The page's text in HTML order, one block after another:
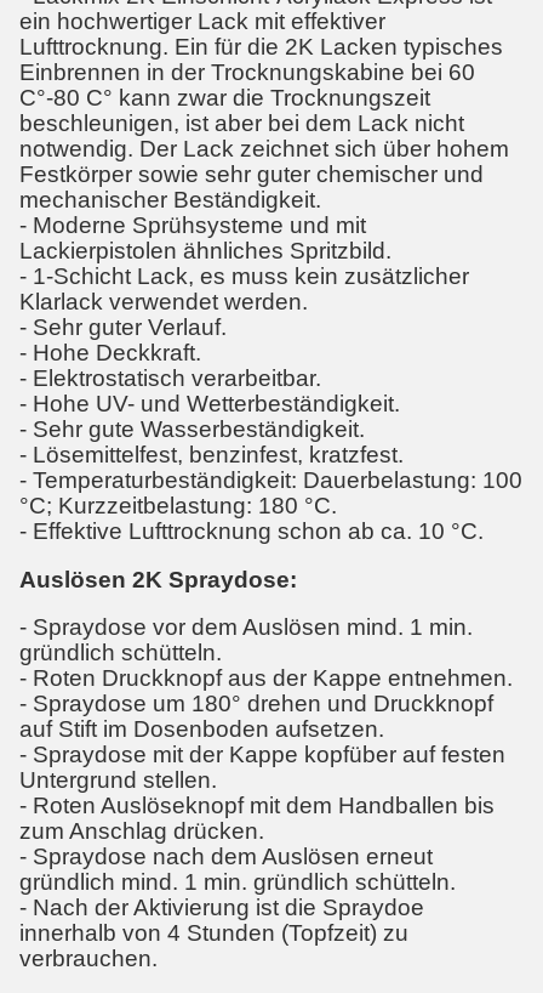
ein hochwertiger Lack mit effektiver
Lufttrocknung. Ein für die 2K Lacken typisches
Einbrennen in der Trocknungskabine bei 60
C°-80 C° kann zwar die Trocknungszeit
beschleunigen, ist aber bei dem Lack nicht
notwendig. Der Lack zeichnet sich über hohem
Festkörper sowie sehr guter chemischer und
mechanischer Beständigkeit.
- Moderne Sprühsysteme und mit
Lackierpistolen ähnliches Spritzbild.
- 1-Schicht Lack, es muss kein zusätzlicher
Klarlack verwendet werden.
- Sehr guter Verlauf.
- Hohe Deckkraft.
- Elektrostatisch verarbeitbar.
- Hohe UV- und Wetterbeständigkeit.
- Sehr gute Wasserbeständigkeit.
- Lösemittelfest, benzinfest, kratzfest.
- Temperaturbeständigkeit: Dauerbelastung: 100
°C; Kurzzeitbelastung: 180 °C.
- Effektive Lufttrocknung schon ab ca. 10 °C.
Auslösen 2K Spraydose:
- Spraydose vor dem Auslösen mind. 1 min.
gründlich schütteln.
- Roten Druckknopf aus der Kappe entnehmen.
- Spraydose um 180° drehen und Druckknopf
auf Stift im Dosenboden aufsetzen.
- Spraydose mit der Kappe kopfüber auf festen
Untergrund stellen.
- Roten Auslöseknopf mit dem Handballen bis
zum Anschlag drücken.
- Spraydose nach dem Auslösen erneut
gründlich mind. 1 min. gründlich schütteln.
- Nach der Aktivierung ist die Spraydoe
innerhalb von 4 Stunden (Topfzeit) zu
verbrauchen.